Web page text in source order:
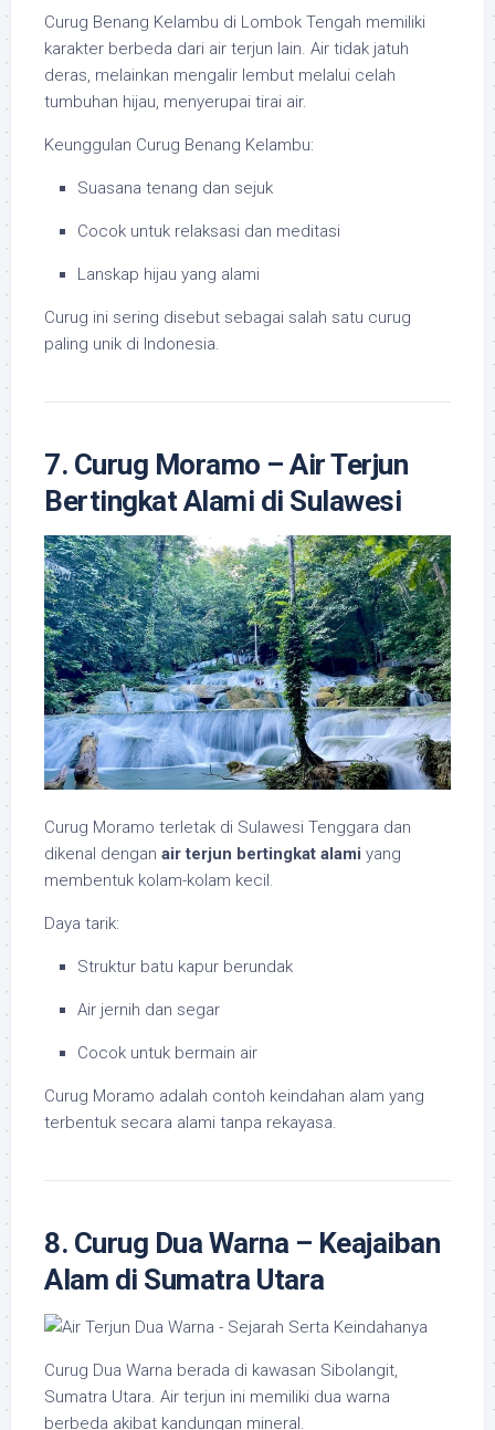
Curug Benang Kelambu di Lombok Tengah memiliki
karakter berbeda dari air terjun lain. Air tidak jatuh
deras, melainkan mengalir lembut melalui celah
tumbuhan hijau, menyerupai tirai air.
Keunggulan Curug Benang Kelambu:
Suasana tenang dan sejuk
Cocok untuk relaksasi dan meditasi
Lanskap hijau yang alami
Curug ini sering disebut sebagai salah satu curug
paling unik di Indonesia.
7. Curug Moramo – Air Terjun
Bertingkat Alami di Sulawesi
Curug Moramo terletak di Sulawesi Tenggara dan
dikenal dengan air terjun bertingkat alami yang
membentuk kolam-kolam kecil.
Daya tarik:
Struktur batu kapur berundak
Air jernih dan segar
Cocok untuk bermain air
Curug Moramo adalah contoh keindahan alam yang
terbentuk secara alami tanpa rekayasa.
8. Curug Dua Warna – Keajaiban
Alam di Sumatra Utara
Curug Dua Warna berada di kawasan Sibolangit,
Sumatra Utara. Air terjun ini memiliki dua warna
berbeda akibat kandungan mineral.